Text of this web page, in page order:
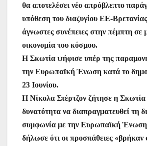
θα αποτελέσει νέο απρόβλεπτο
υπόθεση του διαζυγίου ΕΕ-
άγνωστες συνέπειες στην πέμπτη σε
οικονομία του κόσμου.
Η Σκωτία ψήφισε υπέρ της
την Ευρωπαϊκή Ένωση κατά το
23 Ιουνίου.
Η Νίκολα Στέρτζον ζήτησε η Σκωτία
δυνατότητα να διαπραγματευθεί τη
συμφωνία με την Ευρωπαϊκή
δήλωσε ότι οι προσπάθειες «βρήκαν